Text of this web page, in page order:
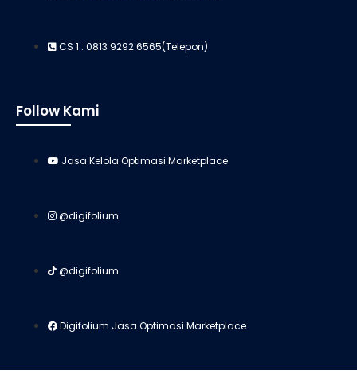
CS 1 : 0813 9292 6565(Telepon)
Follow Kami
Jasa Kelola Optimasi Marketplace
@digifolium
@digifolium
Digifolium Jasa Optimasi Marketplace